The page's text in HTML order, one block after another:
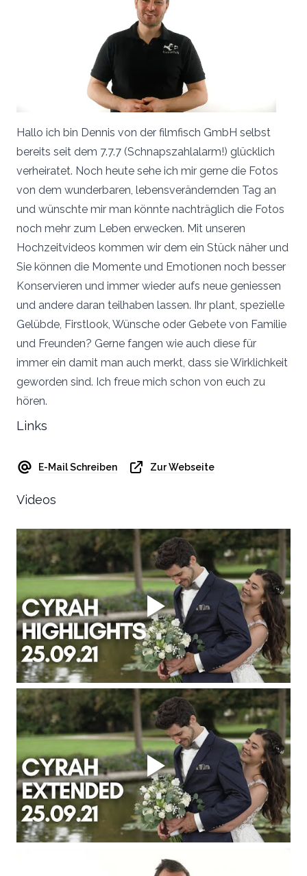
Hallo ich bin Dennis von der filmfisch GmbH selbst
bereits seit dem 7.7.7 (Schnapszahlalarm!) glücklich
verheiratet. Noch heute sehe ich mir gerne die Fotos
von dem wunderbaren, lebensverändernden Tag an
und wünschte mir man könnte nachträglich die Fotos
noch mehr zum Leben erwecken. Mit unseren
Hochzeitvideos kommen wir dem ein Stück näher und
Sie können die Momente und Emotionen noch besser
Konservieren und immer wieder aufs neue geniessen
und andere daran teilhaben lassen. Ihr plant, spezielle
Gelübde, Firstlook, Wünsche oder Gebete von Familie
und Freunden? Gerne fangen wie auch diese für
immer ein damit man auch merkt, dass sie Wirklichkeit
geworden sind. Ich freue mich schon von euch zu
hören.
Links
E-Mail Schreiben Zur Webseite
Videos